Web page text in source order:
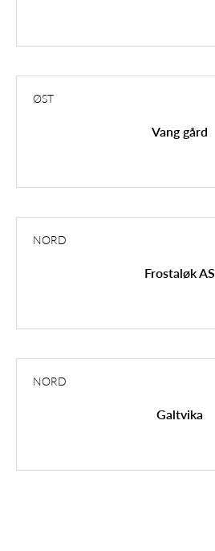
ØST
Vang gård
NORD
Frostaløk AS
NORD
Galtvika